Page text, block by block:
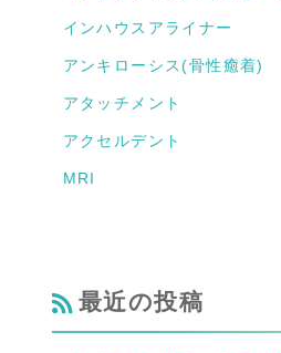
インハウスアライナー
アンキローシス(骨性癒着)
アタッチメント
アクセルデント
MRI
最近の投稿